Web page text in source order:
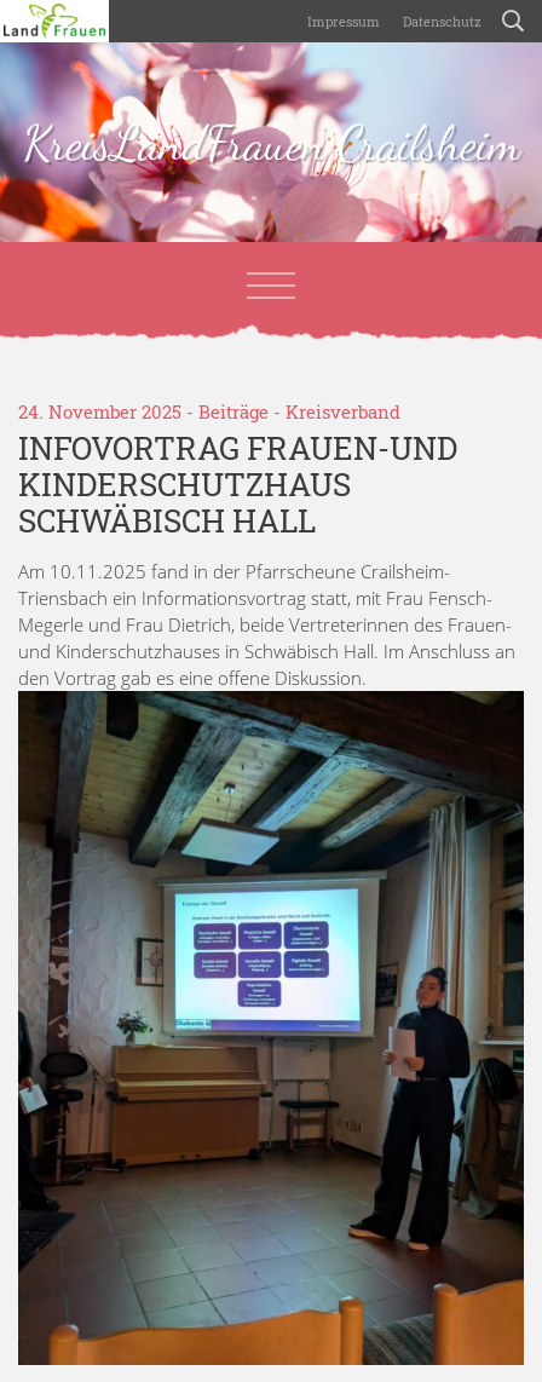
Impressum Datenschutz
KreisLandFrauen Crailsheim
24. November 2025 - Beiträge - Kreisverband
INFOVORTRAG FRAUEN-UND
KINDERSCHUTZHAUS
SCHWÄBISCH HALL
Am 10.11.2025 fand in der Pfarrscheune Crailsheim-
Triensbach ein Informationsvortrag statt, mit Frau Fensch-
Megerle und Frau Dietrich, beide Vertreterinnen des Frauen-
und Kinderschutzhauses in Schwäbisch Hall. Im Anschluss an
den Vortrag gab es eine offene Diskussion.